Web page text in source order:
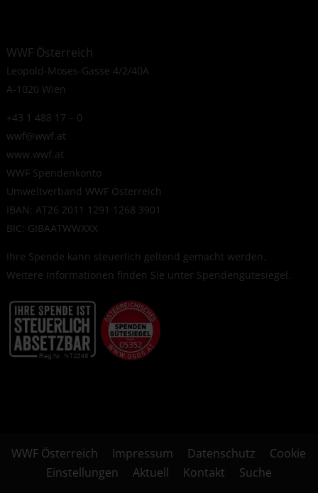
WWF Österreich
Leopold-Moses-Gasse 4/2/40A
A-1020 Wien
+43 1 488 17 – 0
wwf@wwf.at
www.wwf.at
WWF Spendenkonto
Umweltverband WWF Österreich
IBAN: AT26 2011 1291 1268 3901
BIC: GIBAATWWXXX
Ihre Spende kann steuerlich geltend gemacht werden.
Weitere Informationen finden Sie unter Spendengütesiegel
WWF Österreich Impressum Datenschutz
Cookie
Einstellungen
Aktuell Kontakt Suche